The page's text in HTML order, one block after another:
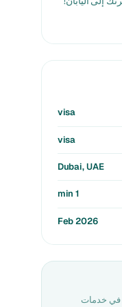
visa
visa
Dubai, UAE
1 min
Feb 2026
في خدمات